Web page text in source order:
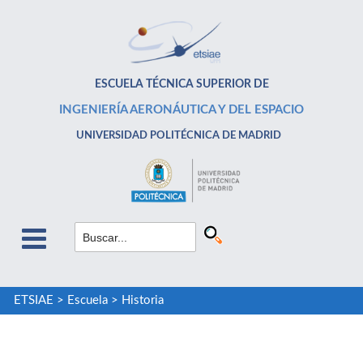
ESCUELA TÉCNICA SUPERIOR DE
INGENIERÍA AERONÁUTICA Y DEL ESPACIO
UNIVERSIDAD POLITÉCNICA DE MADRID
ETSIAE > Escuela> Historia